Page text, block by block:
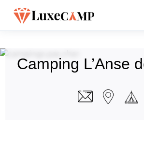
Camping L’Anse